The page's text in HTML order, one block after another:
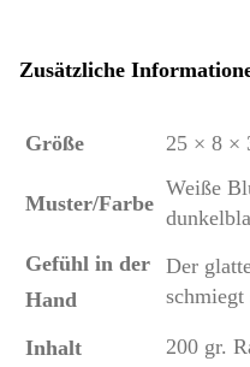
Zusätzliche
Größe 25 × 8 ×
Muster/Farbe
Weiße
Gefühl in der
Hand
Der
schmiegt
Inhalt 200 gr.